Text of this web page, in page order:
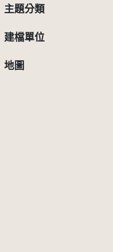
主題分類
建檔單位
地圖